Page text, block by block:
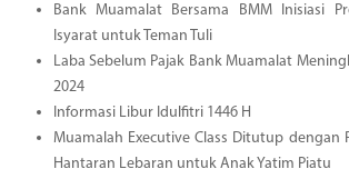
Bank Muamalat Bersama BMM Inisiasi
Isyarat untuk Teman Tuli
Laba Sebelum Pajak Bank Muamalat
2024
Informasi Libur Idulfitri 1446 H
Muamalah Executive Class Ditutup dengan
Hantaran Lebaran untuk Anak Yatim Piatu